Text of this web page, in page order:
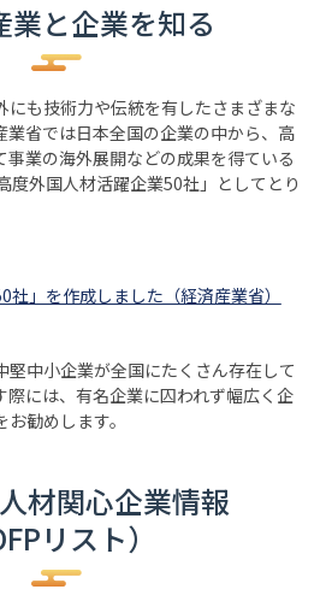
業と企業を知る
にも技術力や伝統を有したさまざまな
業省では日本全国の企業の中から、高
業の海外展開などの成果を得ている
度外国人材活躍企業50社」としてとり
社」を作成しました（経済産業省）
堅中小企業が全国にたくさん存在して
際には、有名企業に囚われず幅広く企
勧めします。
材関心企業情報
リスト）